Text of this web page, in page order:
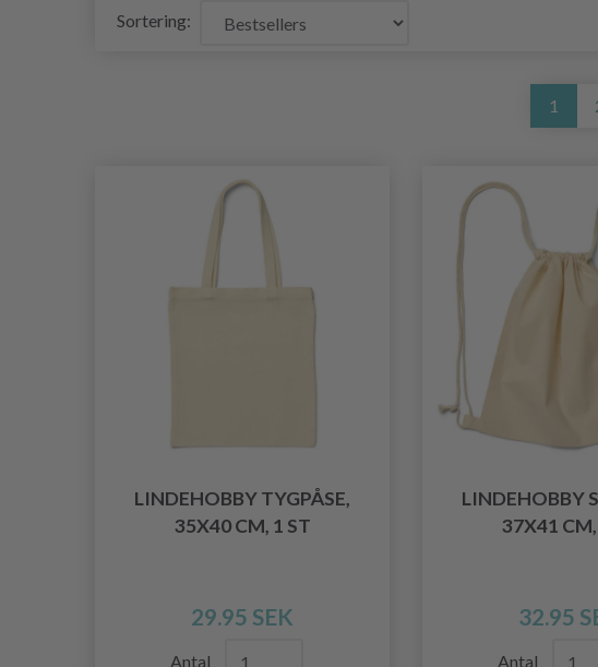
Sortering:
1
LINDEHOBBY TYGPÅSE,
35X40 CM, 1 ST
29.95 SEK
Antal
LINDEHOBBY
37X41
32.95
Antal